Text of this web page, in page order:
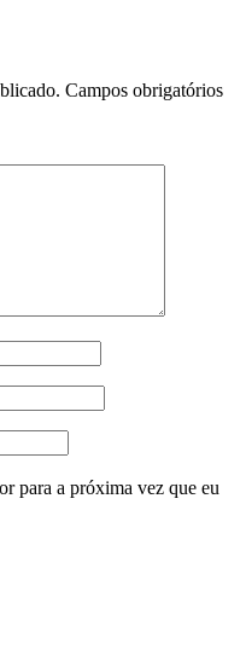
Campos obrigatórios
para a próxima vez que eu